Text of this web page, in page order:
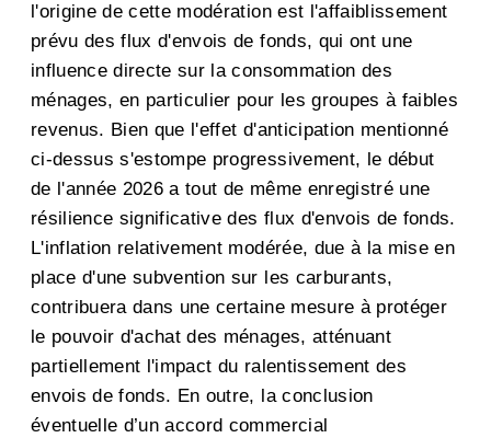
l'origine de cette modération est l'affaiblissement
prévu des flux d'envois de fonds, qui ont une
influence directe sur la consommation des
ménages, en particulier pour les groupes à faibles
revenus. Bien que l'effet d'anticipation mentionné
ci-dessus s'estompe progressivement, le début
de l'année 2026 a tout de même enregistré une
résilience significative des flux d'envois de fonds.
L'inflation relativement modérée, due à la mise en
place d'une subvention sur les carburants,
contribuera dans une certaine mesure à protéger
le pouvoir d'achat des ménages, atténuant
partiellement l'impact du ralentissement des
envois de fonds. En outre, la conclusion
éventuelle d’un accord commercial